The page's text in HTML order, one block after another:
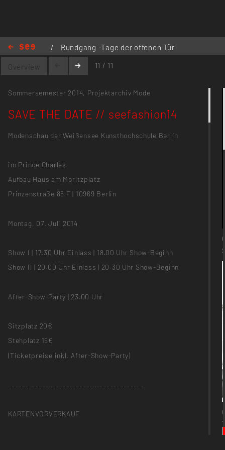
/
Rundgang -Tage der offenen Tür
/
Rundgang - Tage der offenen Tür
2014
/ SAVE THE DATE // seefashion14
Overview 11 / 11
Sommersemester 2014, Projektarchiv Mode
SAVE THE DATE // seefashion14
Modenschau der Weißensee Kunsthochschule Berlin
im Prince Charles
Aufbau Haus am Moritzplatz
Prinzenstraße 85 F | 10969 Berlin
Montag, 07. Juli 2014
Show I | 17.30 Uhr Einlass | 18.00 Uhr Show-Beginn
Show II | 20.00 Uhr Einlass | 20.30 Uhr Show-Beginn
After-Show-Party | 23.00 Uhr
Sitzplatz 20€
Stehplatz 15€
(Ticketpreise inkl. After-Show-Party)
KARTENVORVERKAUF